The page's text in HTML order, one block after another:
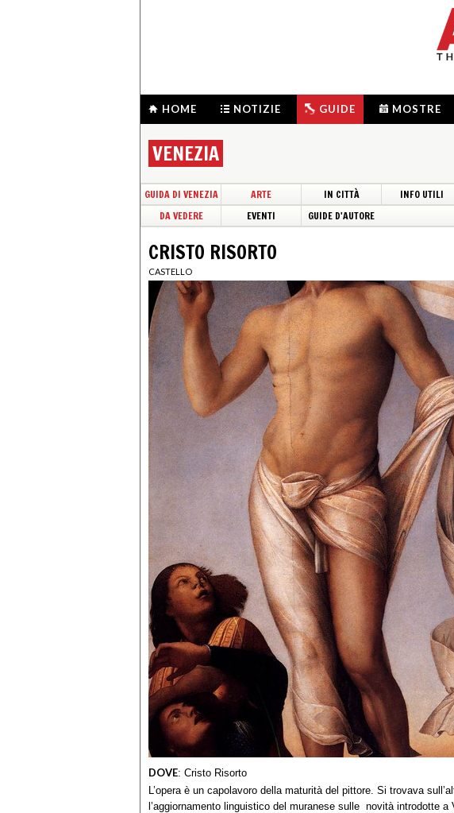
HOME NOTIZIE GUIDE MOSTRE
VENEZIA
GUIDA DI VENEZIA ARTE IN CITTÀ
INFO UTILI
DA VEDERE
EVENTI GUIDE D'AUTORE
CRISTO RISORTO
CASTELLO
DOVE: Cristo Risorto
L’opera è un capolavoro della maturità del pittore. Si trovava
l’aggiornamento linguistico del muranese sulle novità introdotte a